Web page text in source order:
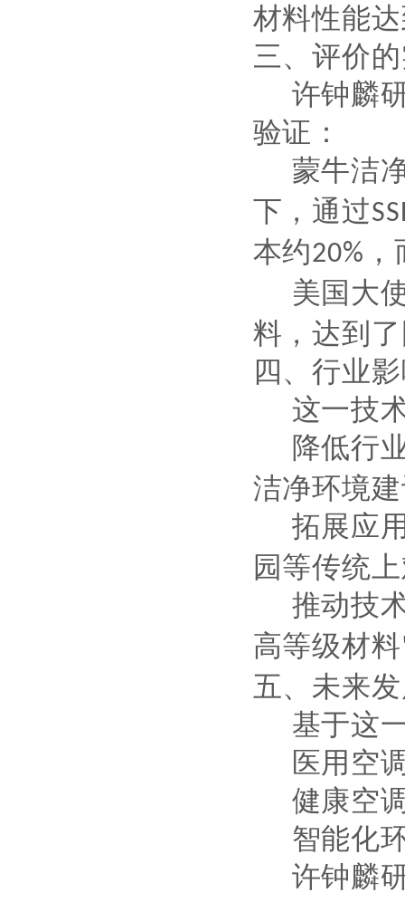
材料性能
三、评价
许钟麟
验证：
蒙牛洁
下，通过
本约20%
美国大
料，达到了
四、行业
这一技
降低行
洁净环境
拓展应
园等传统
推动技
高等级材料
五、未来
基于这
医用空
健康空
智能化
许钟麟